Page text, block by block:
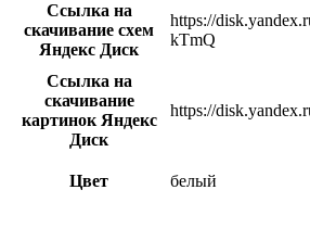
Ссылка на
скачивание схем
Яндекс Диск
https://
kTmQ
Ссылка на
скачивание
картинок Яндекс
Диск
https://
Цвет белый